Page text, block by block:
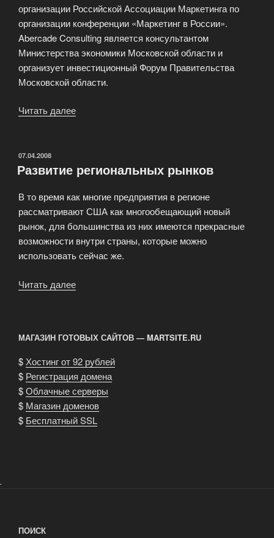
организации Российской Ассоциации Маркетинга по
организации конференции «Маркетинг в России».
Abercade Consulting является консультантом
Министерства экономики Московской области и
организует инвестиционный Форум Правительства
Московской области.
Читать далее
ОПУБЛИКОВАНО
07.04.2008
Развитие региональных рынков
В то время как многие предприятия в регионе
рассматривают США как многообещающий новый
рынок, для большинства из них имеются прекрасные
возможности внутри страны, которые можно
использовать сейчас же.
Читать далее
МАГАЗИН ГОТОВЫХ САЙТОВ — MARTSITE.RU
$ Хостинг от 92 рублей
$ Регистрация домена
$Облачные серверы
$ Магазин доменов
$ Бесплатный SSL
.
ПОИСК